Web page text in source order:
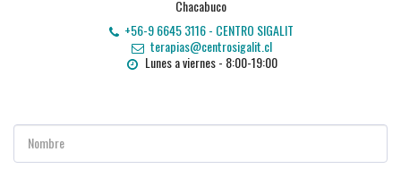
Chacabuco
+56-9 6645 3116- CENTRO SIGALIT
terapias@centrosigalit.cl
Lunes a viernes - 8:00-19:00